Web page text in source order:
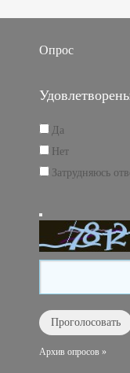
Опрос
Да
Нет
Затрудняюсь
Архив опросов »